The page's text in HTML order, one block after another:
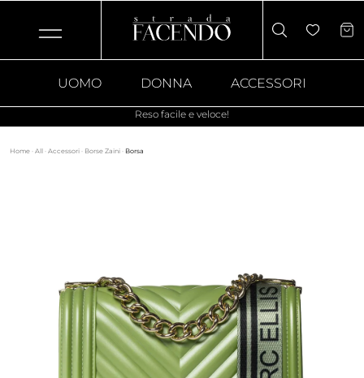
UOMO DONNA ACCESSORI
Reso facile e veloce!
Home · All · Accessori · Borse Zaini · Borsa